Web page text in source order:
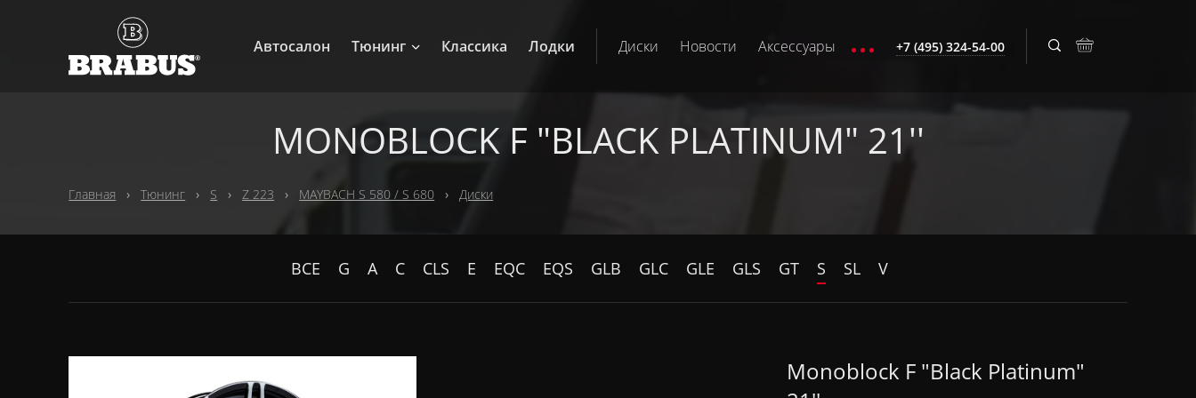
Автосалон Тюнинг Классика Лодки Диски Новости Аксессуары +7 (495) 324-54-00
MONOBLOCK F "BLACK PLATINUM" 21''
Главная Тюнинг S Z 223 MAYBACH S 580 / S 680 Диски
ВСЕ G A C CLS E EQC EQS GLB GLC GLE GLS GT S SL V
Monoblock F "Black Platinum"